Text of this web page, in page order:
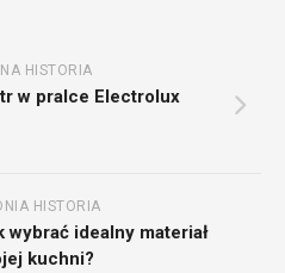
HISTORIA
w pralce Electrolux
HISTORIA
idealny materiał
kuchni?